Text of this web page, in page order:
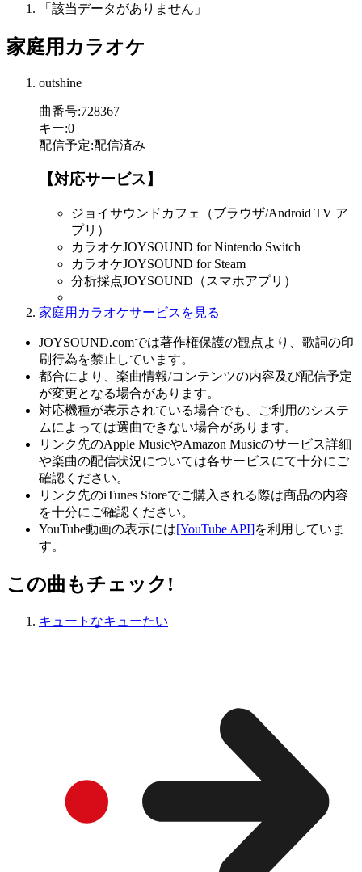
「該当データがありません」
家庭用カラオケ
outshine
曲番号:728367
キー:0
配信予定:配信済み
【対応サービス】
ジョイサウンドカフェ（ブラウザ/Android TV ア
プリ）
カラオケJOYSOUND for Nintendo Switch
カラオケJOYSOUND for Steam
分析採点JOYSOUND（スマホアプリ）
家庭用カラオケサービスを見る
JOYSOUND.comでは著作権保護の観点より、歌詞の印
刷行為を禁止しています。
都合により、楽曲情報/コンテンツの内容及び配信予定
が変更となる場合があります。
対応機種が表示されている場合でも、ご利用のシステ
ムによっては選曲できない場合があります。
リンク先のApple MusicやAmazon Musicのサービス詳細
や楽曲の配信状況については各サービスにて十分にご
確認ください。
リンク先のiTunes Storeでご購入される際は商品の内容
を十分にご確認ください。
YouTube動画の表示には[YouTube API]を利用していま
す。
この曲もチェック!
キュートなキューたい